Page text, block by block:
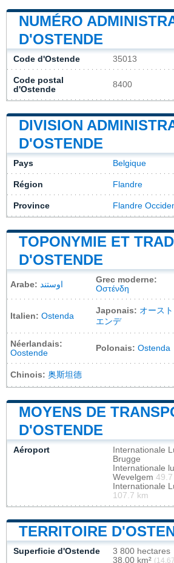
NUMÉRO
D'OSTENDE
Code d'Ostende 35013
Code postal
d'Ostende
8400
DIVISION
D'OSTENDE
Pays Belgique
Région Flandre
Province Flandre
TOPONYMIE ET
D'OSTENDE
Arabe: اوستند
Grec moderne:
Οστένδη
Italien: Ostenda
Japonais: オースト
エンデ
Néerlandais:
Oostende
Polonais: Ostenda
Chinois: 奥斯坦德
MOYENS DE
D'OSTENDE
Aéroport
Internationale
Brugge
Internationale
Wevelgem 49.7
Internationale
107.7 km
TERRITOIRE
Superficie d'Ostende
3 800 hectares
38,00 km²